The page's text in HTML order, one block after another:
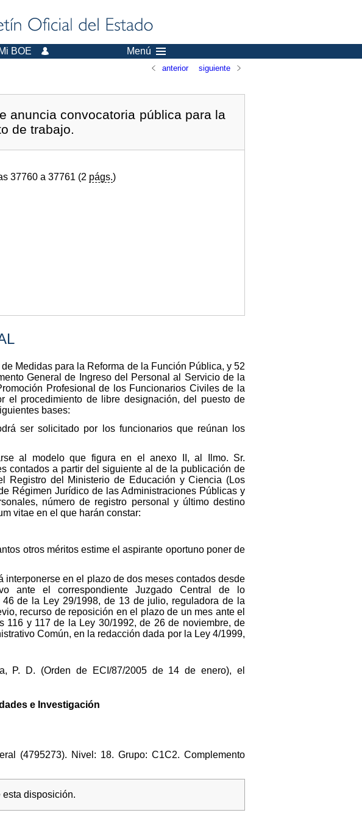
Mi BOE Menú
anterior siguiente
anuncia convocatoria pública para la
de trabajo.
37760 a 37761 (2 págs.)
Medidas para la Reforma de la Función Pública, y 52
General de Ingreso del Personal al Servicio de la
Profesional de los Funcionarios Civiles de la
el procedimiento de libre designación, del puesto de
bases:
ser solicitado por los funcionarios que reúnan los
al modelo que figura en el anexo II, al Ilmo. Sr.
contados a partir del siguiente al de la publicación de
Registro del Ministerio de Educación y Ciencia (Los
Régimen Jurídico de las Administraciones Públicas y
número de registro personal y último destino
vitae en el que harán constar:
otros méritos estime el aspirante oportuno poner de
en el plazo de dos meses contados desde
ante el correspondiente Juzgado Central de lo
de la Ley 29/1998, de 13 de julio, reguladora de la
recurso de reposición en el plazo de un mes ante el
y 117 de la Ley 30/1992, de 26 de noviembre, de
Común, en la redacción dada por la Ley 4/1999,
P. D. (Orden de ECI/87/2005 de 14 de enero), el
e Investigación
(4795273). Nivel: 18. Grupo: C1C2. Complemento
disposición.